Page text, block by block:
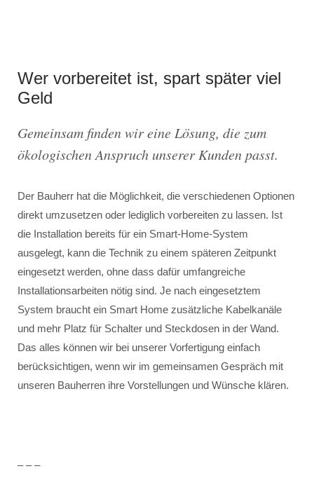
Wer vorbereitet ist, spart später viel
Geld
Gemeinsam finden wir eine Lösung, die zum
ökologischen Anspruch unserer Kunden passt.
Der Bauherr hat die Möglichkeit, die verschiedenen Optionen
direkt umzusetzen oder lediglich vorbereiten zu lassen. Ist
die Installation bereits für ein Smart-Home-System
ausgelegt, kann die Technik zu einem späteren Zeitpunkt
eingesetzt werden, ohne dass dafür umfangreiche
Installationsarbeiten nötig sind. Je nach eingesetztem
System braucht ein Smart Home zusätzliche Kabelkanäle
und mehr Platz für Schalter und Steckdosen in der Wand.
Das alles können wir bei unserer Vorfertigung einfach
berücksichtigen, wenn wir im gemeinsamen Gespräch mit
unseren Bauherren ihre Vorstellungen und Wünsche klären.
– – –